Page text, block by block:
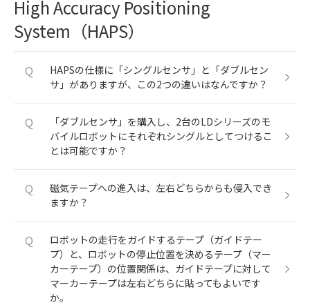
High Accuracy Positioning
System（HAPS）
Q
HAPSの仕様に「シングルセンサ」と「ダブルセン
サ」がありますが、この2つの違いはなんですか？
Q
「ダブルセンサ」を購入し、2台のLDシリーズのモ
バイルロボットにそれぞれシングルとしてつけるこ
とは可能ですか？
Q
磁気テープへの進入は、左右どちらからも侵入でき
ますか？
Q
ロボットの走行をガイドするテープ（ガイドテー
プ）と、ロボットの停止位置を決めるテープ（マー
カーテープ）の位置関係は、ガイドテープに対して
マーカーテープは左右どちらに貼ってもよいです
か。